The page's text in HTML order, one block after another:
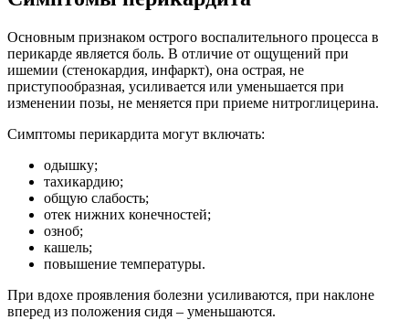
Основным признаком острого воспалительного процесса в
перикарде является боль. В отличие от ощущений при
ишемии (стенокардия, инфаркт), она острая, не
приступообразная, усиливается или уменьшается при
изменении позы, не меняется при приеме нитроглицерина.
Симптомы перикардита могут включать:
одышку;
тахикардию;
общую слабость;
отек нижних конечностей;
озноб;
кашель;
повышение температуры.
При вдохе проявления болезни усиливаются, при наклоне
вперед из положения сидя – уменьшаются.